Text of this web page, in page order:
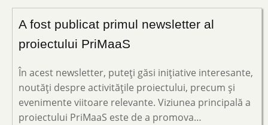
A fost publicat primul newsletter al
proiectului PriMaaS
În acest newsletter, puteți găsi inițiative interesante,
noutăți despre activitățile proiectului, precum și
evenimente viitoare relevante. Viziunea principală a
proiectului PriMaaS este de a promova…